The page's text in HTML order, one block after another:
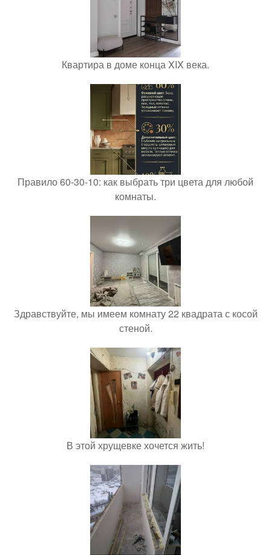
Квартира в доме конца XIX века.
Правило 60-30-10: как выбрать три цвета для любой
комнаты.
Здравствуйте, мы имеем комнату 22 квадрата с косой
стеной.
В этой хрущевке хочется жить!